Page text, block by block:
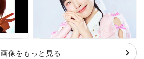
画像をもっと見る